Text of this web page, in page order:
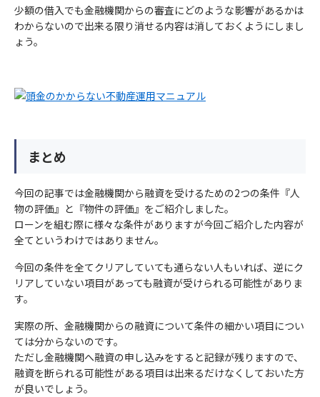
少額の借入でも金融機関からの審査にどのような影響があるかは
わからないので出来る限り消せる内容は消しておくようにしまし
ょう。
まとめ
今回の記事では金融機関から融資を受けるための2つの条件『人
物の評価』と『物件の評価』をご紹介しました。
ローンを組む際に様々な条件がありますが今回ご紹介した内容が
全てというわけではありません。
今回の条件を全てクリアしていても通らない人もいれば、逆にク
リアしていない項目があっても融資が受けられる可能性がありま
す。
実際の所、金融機関からの融資について条件の細かい項目につい
ては分からないのです。
ただし金融機関へ融資の申し込みをすると記録が残りますので、
融資を断られる可能性がある項目は出来るだけなくしておいた方
が良いでしょう。